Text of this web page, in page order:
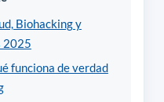
Biohacking y
2025
funciona de verdad